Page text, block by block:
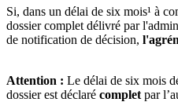
Si, dans un délai de six mois¹ à
dossier complet délivré par
de notification de décision,
Attention : Le délai de six mois
dossier est déclaré complet par